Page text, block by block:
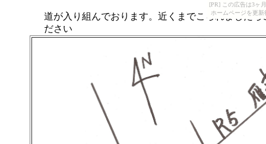
[PR] この広告は3ヶ
ホームページを更
道が入り組んでおります。近くまでこられました
ださい